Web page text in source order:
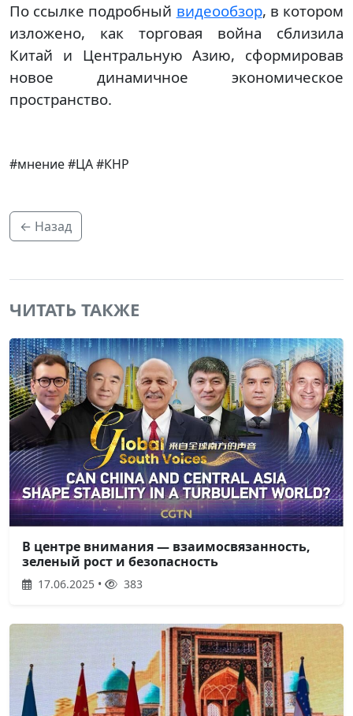
По ссылке подробный видеообзор, в котором
изложено, как торговая война сблизила
Китай и Центральную Азию, сформировав
новое динамичное экономическое
пространство.
#мнение #ЦА #КНР
← Назад
ЧИТАТЬ ТАКЖЕ
В центре внимания — взаимосвязанность,
зеленый рост и безопасность
17.06.2025 • 383